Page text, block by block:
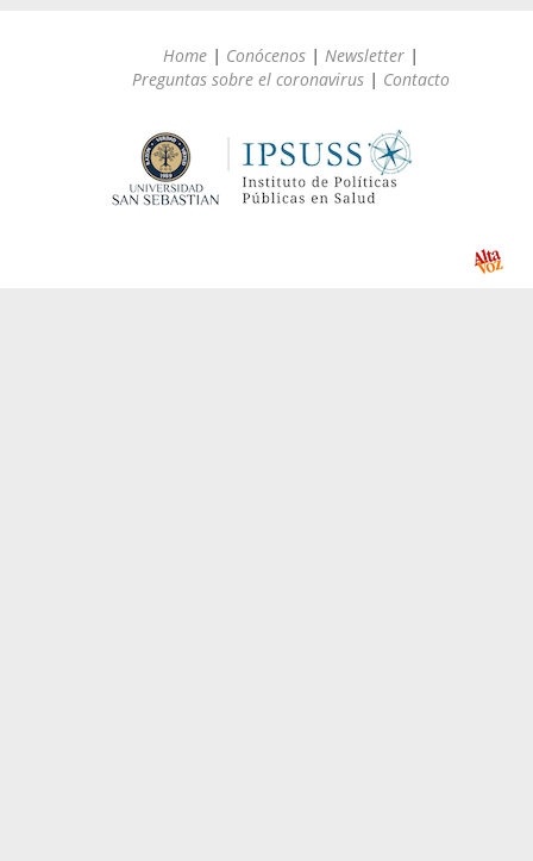
Home | Conócenos | Newsletter |
Preguntas sobre el coronavirus | Contacto